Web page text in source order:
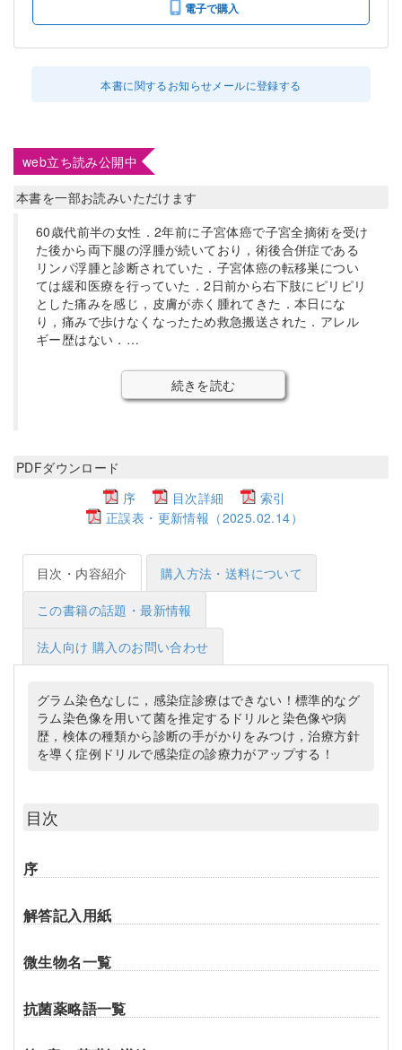
電子で購入
本書に関するお知らせメールに登録する
web立ち読み公開中
本書を一部お読みいただけます
60歳代前半の女性．2年前に子宮体癌で子宮全摘術を受け
た後から両下腿の浮腫が続いており，術後合併症である
リンパ浮腫と診断されていた．子宮体癌の転移巣につい
ては緩和医療を行っていた．2日前から右下肢にピリピリ
とした痛みを感じ，皮膚が赤く腫れてきた．本日にな
り，痛みで歩けなくなったため救急搬送された．アレル
ギー歴はない．…
続きを読む
PDFダウンロード
序
目次詳細
索引
正誤表・更新情報（2025.02.14）
目次・内容紹介 購入方法・送料について
この書籍の話題・最新情報
法人向け 購入のお問い合わせ
グラム染色なしに，感染症診療はできない！標準的なグ
ラム染色像を用いて菌を推定するドリルと染色像や病
歴，検体の種類から診断の手がかりをみつけ，治療方針
を導く症例ドリルで感染症の診療力がアップする！
目次
序
解答記入用紙
微生物名一覧
抗菌薬略語一覧